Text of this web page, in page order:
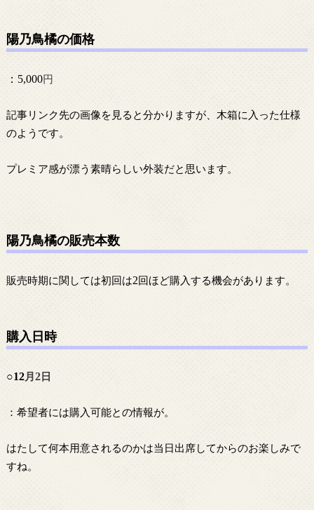
陽乃鳥橘の価格
：5,000円
記事リンク先の画像を見ると分かりますが、木箱に入った仕様
のようです。
プレミア感が漂う素晴らしい外装だと思います。
陽乃鳥橘の販売本数
販売時期に関しては初回は2回ほど購入する機会があります。
購入日時
○12月 2日
：希望者には購入可能との情報が。
はたして何本用意されるのかは当日出席してからのお楽しみで
すね。